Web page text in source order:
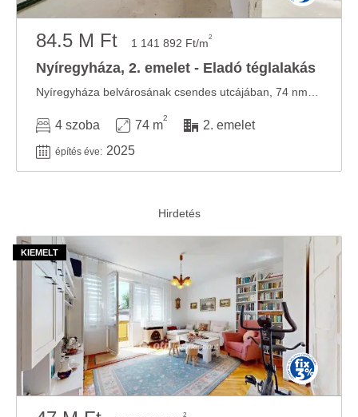
84.5 M Ft 1 141 892 Ft/m2
Nyíregyháza, 2. emelet - Eladó téglalakás
4 szoba 74 m
2
2. emelet
építés éve: 2025
2